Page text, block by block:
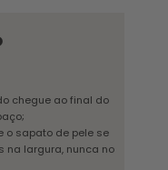
chegue ao final do
o sapato de pele se
na largura, nunca no